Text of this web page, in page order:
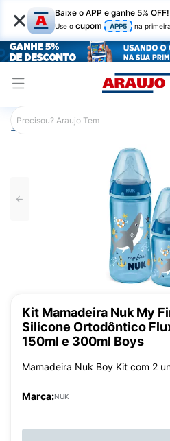
× Baixe o APP e ganhe 5% OFF!
Use o cupom APP5 na
Araujo Infantil
Kit Mamadeira Nuk My
Silicone Ortodôntico
150ml e 300ml Boys
Mamadeira Nuk Boy Kit com 2
Marca:NUK